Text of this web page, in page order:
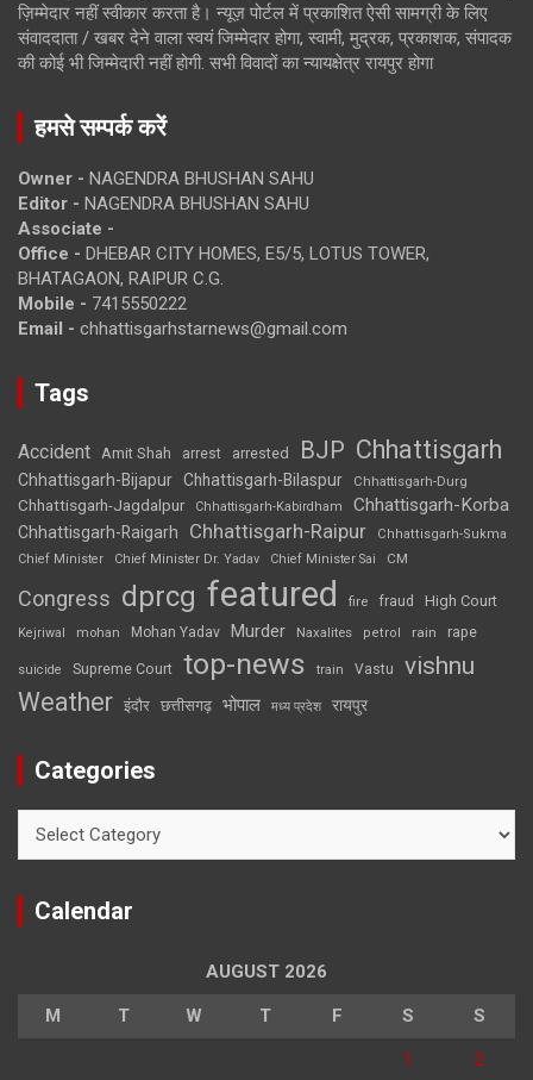
ज़िम्मेदार नहीं स्वीकार करता है। न्यूज़ पोर्टल में प्रकाशित ऐसी सामग्री के लिए
संवाददाता / खबर देने वाला स्वयं जिम्मेदार होगा, स्वामी, मुद्रक, प्रकाशक, संपादक
की कोई भी जिम्मेदारी नहीं होगी. सभी विवादों का न्यायक्षेत्र रायपुर होगा
हमसे सम्पर्क करें
Owner - NAGENDRA BHUSHAN SAHU
Editor - NAGENDRA BHUSHAN SAHU
Associate -
Office - DHEBAR CITY HOMES, E5/5, LOTUS TOWER,
BHATAGAON, RAIPUR C.G.
Mobile - 7415550222
Email - chhattisgarhstarnews@gmail.com
Tags
Accident Amit Shah arrest arrested BJP Chhattisgarh
Chhattisgarh-Bijapur Chhattisgarh-Bilaspur Chhattisgarh-Durg
Chhattisgarh-Jagdalpur Chhattisgarh-Kabirdham Chhattisgarh-Korba
Chhattisgarh-Raigarh Chhattisgarh-Raipur
Chhattisgarh-Sukma
Chief Minister
Chief Minister Dr. Yadav Chief Minister Sai CM
Congress dprcg featured fire fraud High Court
Kejriwal mohan Mohan Yadav Murder Naxalites petrol rain rape
suicide Supreme Court top-news train Vastu vishnu
Weather इंदौर छत्तीसगढ़ भोपाल मध्य प्रदेश रायपुर
Categories
Calendar
AUGUST 2026
M T W T F S S
1 2